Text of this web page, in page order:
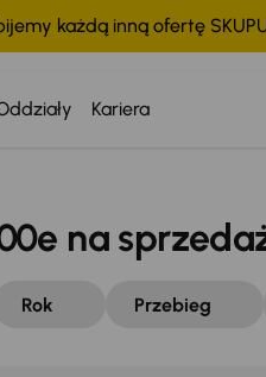
każdą inną ofertę
Kariera
na
Rok Przebieg